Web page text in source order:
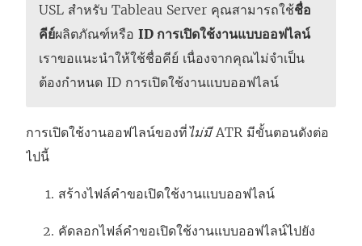
USL สำหรับ Tableau Server คุณสามารถใช้ชื่อ
คีย์ผลิตภัณฑ์หรือ ID การเปิดใช้งานแบบออฟไลน์
เราขอแนะนำให้ใช้ชื่อคีย์ เนื่องจากคุณไม่จำเป็น
ต้องกำหนด ID การเปิดใช้งานแบบออฟไลน์
การเปิดใช้งานออฟไลน์ของที่ไม่มีATR มีขั้นตอนดังต่อ
ไปนี้
สร้างไฟล์คำขอเปิดใช้งานแบบออฟไลน์
คัดลอกไฟล์คำขอเปิดใช้งานแบบออฟไลน์ไปยัง